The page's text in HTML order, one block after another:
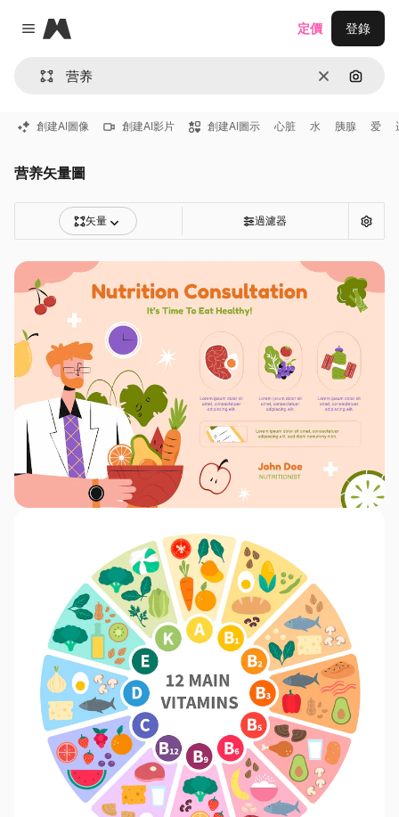
Close menu
Magnific
清除 通過圖
定價 登錄
創建AI圖像 創建AI影片 創建AI圖示 心脏 水 胰腺 爱
营养矢量圖
矢量 過濾器